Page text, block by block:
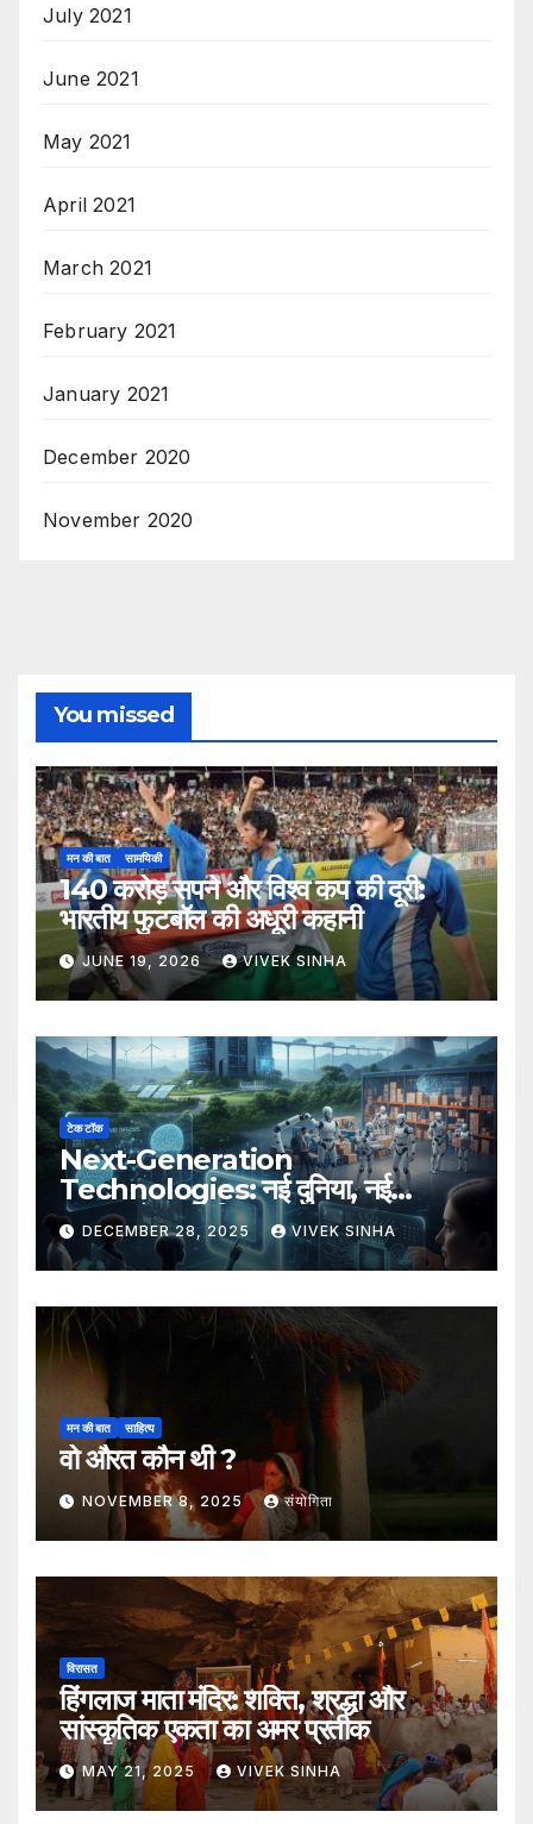
July 2021
June 2021
May 2021
April 2021
March 2021
February 2021
January 2021
December 2020
November 2020
You missed
मन की बात सामयिकी
140 करोड़ सपने और विश्व कप की दूरी:
भारतीय फुटबॉल की अधूरी कहानी
JUNE 19, 2026 VIVEK SINHA
टेक टॉक
Next-Generation
Technologies: नई दुनिया, नई
संभावनाएँ, नया भविष्य
DECEMBER 28, 2025 VIVEK SINHA
मन की बात साहित्य
वो औरत कौन थी ?
NOVEMBER 8, 2025 संयोगिता
विरासत
हिंगलाज माता मंदिर: शक्ति, श्रद्धा और
सांस्कृतिक एकता का अमर प्रतीक
MAY 21, 2025 VIVEK SINHA